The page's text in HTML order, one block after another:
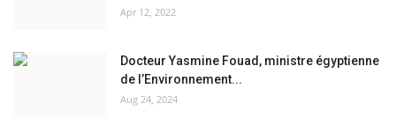
Apr 12, 2022
Docteur Yasmine Fouad, ministre égyptienne
de l’Environnement...
Aug 24, 2024